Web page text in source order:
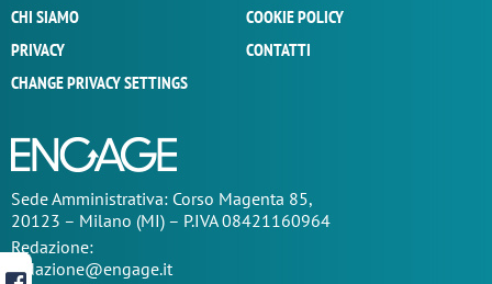
CHI SIAMO
COOKIE POLICY
PRIVACY
CONTATTI
CHANGE PRIVACY SETTINGS
SedeAmministrativa: Corso Magenta 85,
20123 – Milano (MI) – P.IVA 08421160964
Redazione:
redazione@engage.it